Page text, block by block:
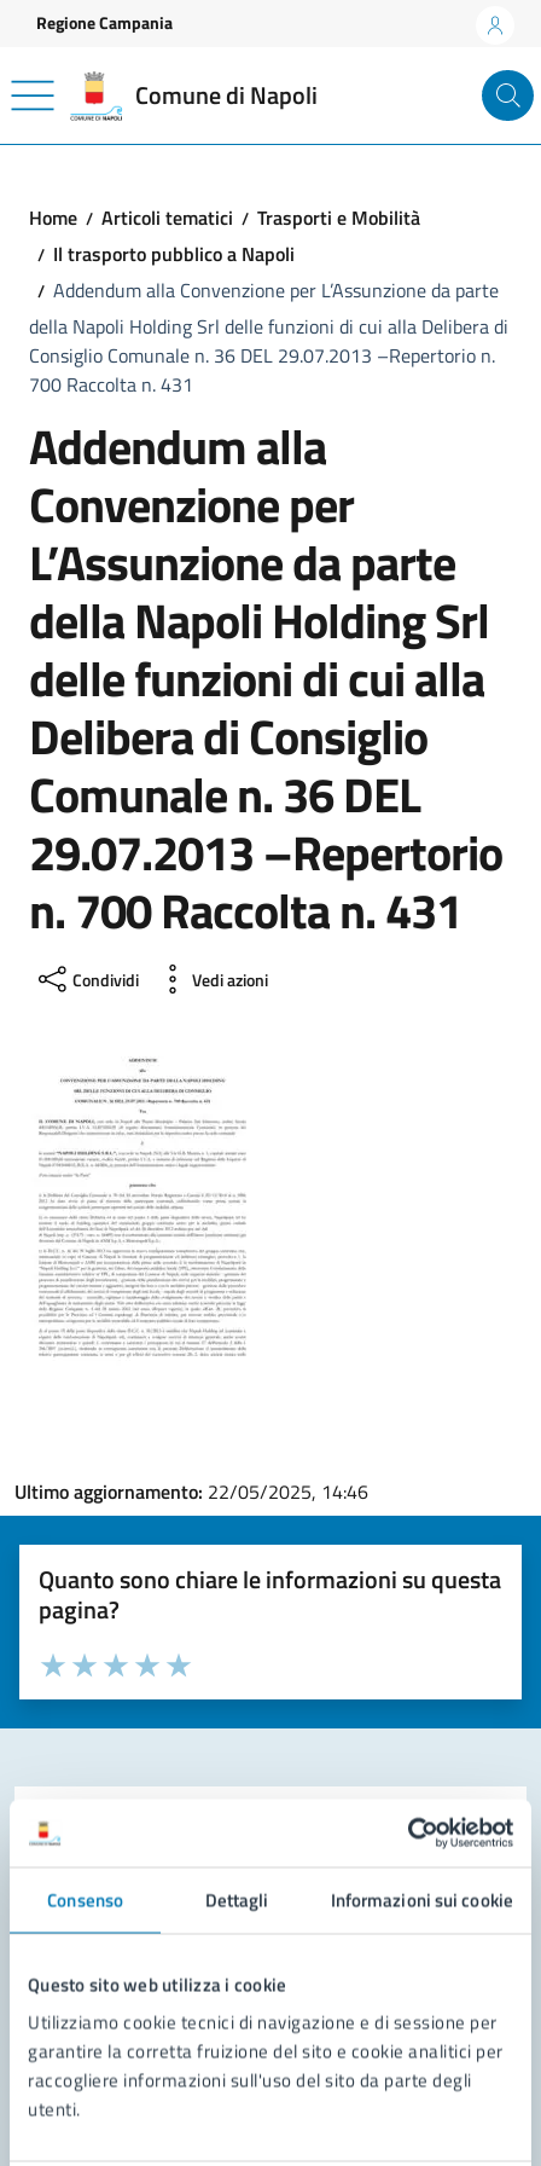
Consenso Dettagli Informazioni sui cookie
Questo sito web utilizza i cookie
Utilizziamo cookie tecnici di navigazione e di sessione per
garantire la corretta fruizione del sito e cookie analitici per
raccogliere informazioni sull'uso del sito da parte degli
utenti.
Vai ai contenuti
Vai al footer
Regione Campania
Comune di Napoli
Home Articoli tematici
Trasporti e Mobilità
Il trasporto pubblico a Napoli
Addendum alla Convenzione per L’Assunzione da parte
della Napoli Holding Srl delle funzioni di cui alla Delibera di
Consiglio Comunale n. 36 DEL 29.07.2013 –Repertorio n.
700 Raccolta n. 431
Addendum alla
Convenzione per
L’Assunzione da parte
della Napoli Holding Srl
delle funzioni di cui alla
Delibera di Consiglio
Comunale n. 36 DEL
29.07.2013 –Repertorio
n. 700 Raccolta n. 431
Condividi Vedi azioni
Ultimo aggiornamento: 22/05/2025, 14:46
Quanto sono chiare le informazioni su questa
pagina?
Valuta la chiarezza delle informazioni (da 1 a 5 stelle)
Seleziona il numero di stelle per valutare la chiarezza delle
Valuta 5 stelle su 5
Valuta 4 stelle su 5
Valuta 3 stelle su 5
Valuta 2 stelle su 5
Valuta 1 stelle su 5
Contatta il comune
Richiedi assistenza
Prenota appuntamento
Problemi in città
Segnala disservizio